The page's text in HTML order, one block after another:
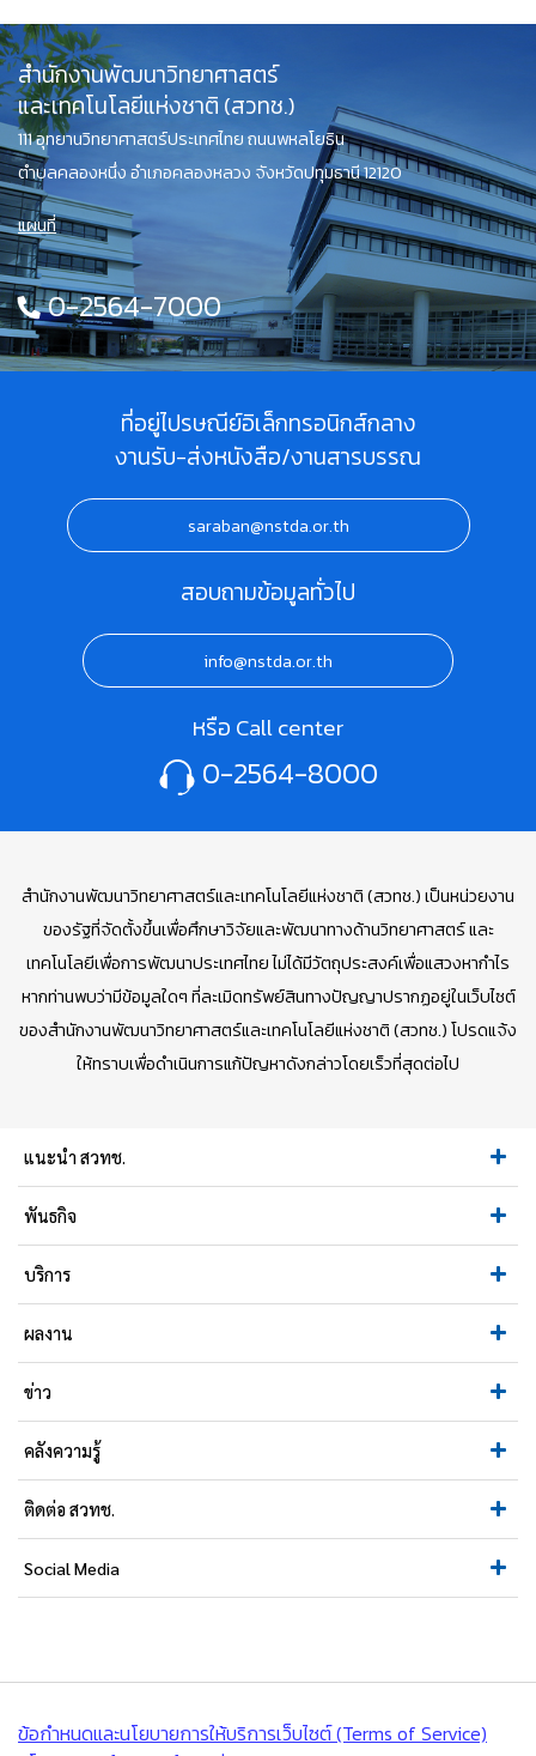
สำนักงานพัฒนาวิทยาศาสตร์
และเทคโนโลยีแห่งชาติ (สวทช.)
111 อุทยานวิทยาศาสตร์ประเทศไทย ถนนพหลโยธิน
ตำบลคลองหนึ่ง อำเภอคลองหลวง จังหวัดปทุมธานี 12120
แผนที่
0-2564-7000
ที่อยู่ไปรษณีย์อิเล็กทรอนิกส์กลาง
งานรับ-ส่งหนังสือ/งานสารบรรณ
saraban@nstda.or.th
สอบถามข้อมูลทั่วไป
info@nstda.or.th
หรือ Call center
0-2564-8000
สำนักงานพัฒนาวิทยาศาสตร์และเทคโนโลยีแห่งชาติ (สวทช.) เป็นหน่วยงาน
ของรัฐที่จัดตั้งขึ้นเพื่อศึกษาวิจัยและพัฒนาทางด้านวิทยาศาสตร์ และ
เทคโนโลยีเพื่อการพัฒนาประเทศไทย ไม่ได้มีวัตถุประสงค์เพื่อแสวงหากำไร
หากท่านพบว่ามีข้อมูลใดๆ ที่ละเมิดทรัพย์สินทางปัญญาปรากฏอยู่ในเว็บไซต์
ของสำนักงานพัฒนาวิทยาศาสตร์และเทคโนโลยีแห่งชาติ (สวทช.) โปรดแจ้ง
ให้ทราบเพื่อดำเนินการแก้ปัญหาดังกล่าวโดยเร็วที่สุดต่อไป
แนะนำ สวทช.
พันธกิจ
บริการ
ผลงาน
ข่าว
คลังความรู้
ติดต่อ สวทช.
Social Media
ข้อกำหนดและนโยบายการให้บริการเว็บไซต์ (Terms of Service)